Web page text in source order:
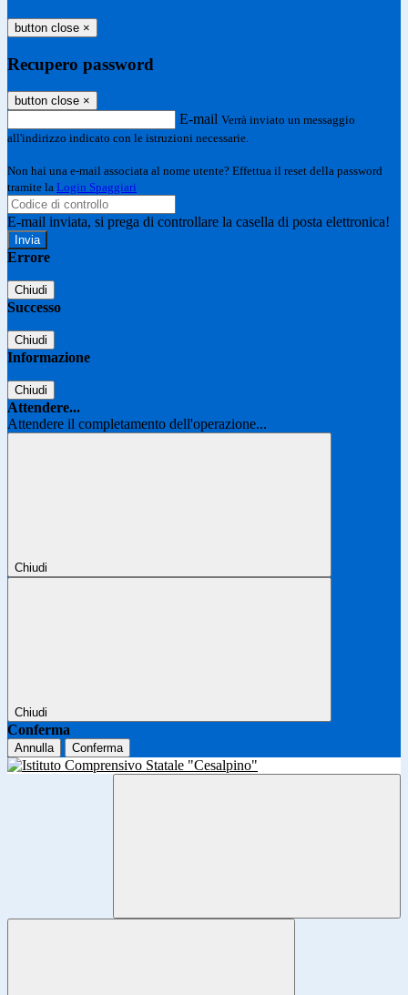
button close ×
Recupero password
button close ×
E-mail Verrà inviato un messaggio
all'indirizzo indicato con le istruzioni necessarie.
Non hai una e-mail associata al nome utente? Effettua il reset della password
tramite la Login Spaggiari
E-mail inviata, si prega di controllare la casella di posta elettronica!
Errore
Chiudi
Successo
Chiudi
Informazione
Chiudi
Attendere...
Attendere il completamento dell'operazione...
Chiudi
Chiudi
Conferma
Annulla Conferma